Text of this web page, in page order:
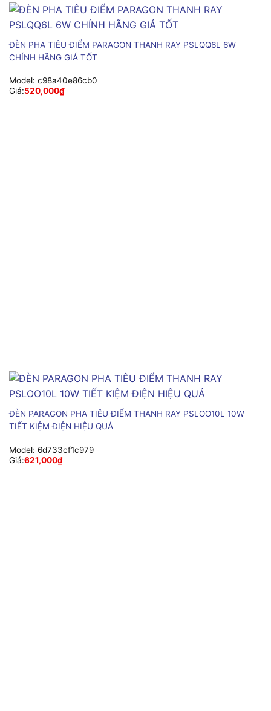
ĐÈN PHA TIÊU ĐIỂM PARAGON THANH RAY PSLQQ6L 6W
CHÍNH HÃNG GIÁ TỐT
Model: c98a40e86cb0
Giá:520,000₫
ĐÈN PARAGON PHA TIÊU ĐIỂM THANH RAY PSLOO10L 10W
TIẾT KIỆM ĐIỆN HIỆU QUẢ
Model: 6d733cf1c979
Giá:621,000₫